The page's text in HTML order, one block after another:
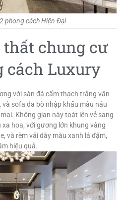
phong cách Hiện Đại
chung cư
cách Luxury
với sàn đá cẩm thạch trắng vân
và sofa da bò nhập khẩu màu nâu
Không gian này toát lên vẻ sang
hoa, với gương lớn khung vàng
và rèm vải dày màu xanh lá đậm,
hiệu quả.